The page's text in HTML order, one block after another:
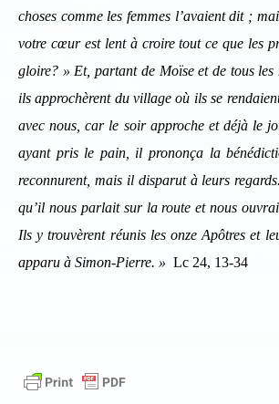
choses comme les femmes l’avaient dit ;
votre cœur est lent à croire tout ce que les
gloire? » Et, partant de Moïse et de tous
ils approchèrent du village où ils se
avec nous, car le soir approche et déjà le
ayant pris le pain, il prononça la
reconnurent, mais il disparut à leurs
qu’il nous parlait sur la route et nous
Ils y trouvèrent réunis les onze Apôtres et
apparu à Simon-Pierre. » Lc 24, 13-34